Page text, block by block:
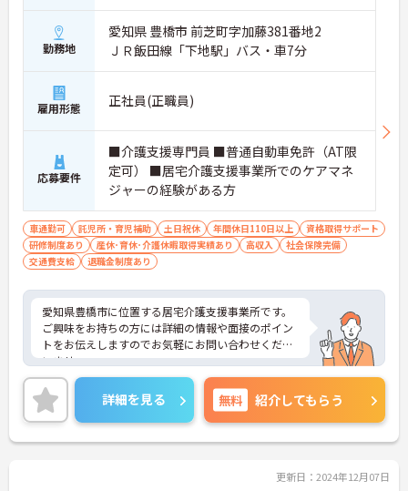
勤務地
愛知県 豊橋市 前芝町字加藤381番地2
ＪＲ飯田線「下地駅」バス・車7分
雇用形態 正社員(正職員)
応募要件
■介護支援専門員 ■普通自動車免許（AT限
定可） ■居宅介護支援事業所でのケアマネ
ジャーの経験がある方
車通勤可 託児所・育児補助 土日祝休 年間休日110日以上
資格取得サポート
研修制度あり
産休･育休･介護休暇取得実績あり 高収入
社会保険完備
交通費支給
退職金制度あり
愛知県豊橋市に位置する居宅介護支援事業所です。
ご興味をお持ちの方には詳細の情報や面接のポイン
トをお伝えしますのでお気軽にお問い合わせくださ
いませ。
詳細を見る 無料 紹介してもらう
更新日：2024年12月07日